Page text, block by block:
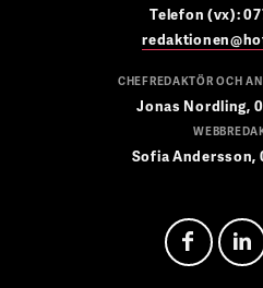
Telefon (vx):
CHEFREDAKTÖR OCH
Jonas Nordling,
Sofia Andersson,